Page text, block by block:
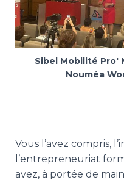
Sibel Mobilité Pro'
Nouméa
Vous l’avez compris,
l’entrepreneuriat
avez, à portée de